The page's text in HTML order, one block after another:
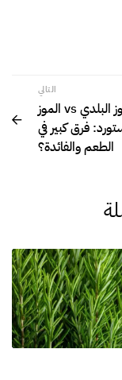
التالي
الموز البلدي vs الموز
فرق كبير في
الطعم والفائدة؟